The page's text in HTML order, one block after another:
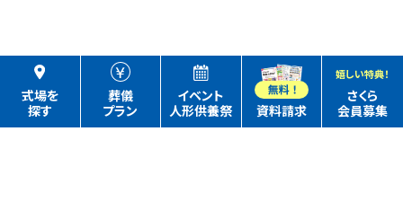
式場を
探す
葬儀
プラン
イベント
人形供養祭
資料請求
嬉しい特典！
さくら
会員募集